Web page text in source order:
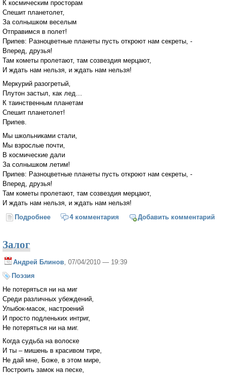
К космическим просторам
Спешит планетолет,
За солнышком веселым
Отправимся в полет!
Припев: Разноцветные планеты пусть откроют нам секреты, -
Вперед, друзья!
Там кометы пролетают, там созвездия мерцают,
И ждать нам нельзя, и ждать нам нельзя!
Меркурий разогретый,
Плутон застыл, как лед…
К таинственным планетам
Спешит планетолет!
Припев.
Мы школьниками стали,
Мы взрослые почти,
В космические дали
За солнышком летим!
Припев: Разноцветные планеты пусть откроют нам секреты, -
Вперед, друзья!
Там кометы пролетают, там созвездия мерцают,
И ждать нам нельзя, и ждать нам нельзя!
Подробнее о Разноцветные планеты
4 комментария Добавить комментарий
Залог
Андрей Блинов, 07/04/2010 — 19:39
Поэзия
Не потеряться ни на миг
Среди различных убеждений,
Улыбок-масок, настроений
И просто подленьких интриг,
Не потеряться ни на миг.
Когда судьба на волоске
И ты – мишень в красивом тире,
Не дай мне, Боже, в этом мире,
Построить замок на песке,